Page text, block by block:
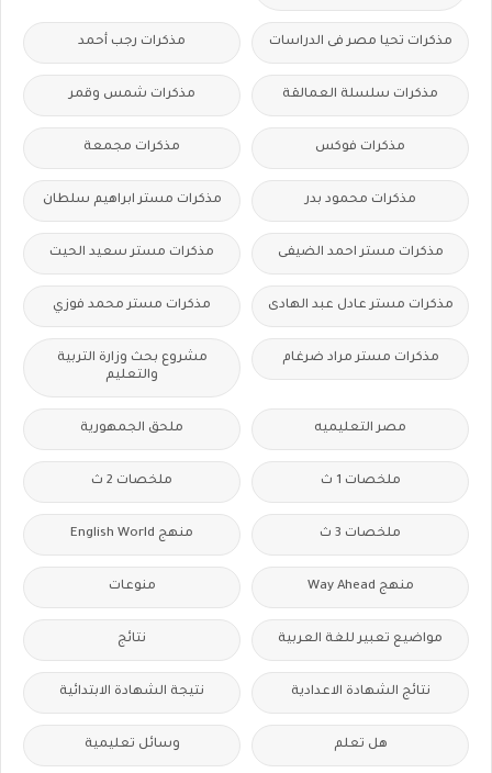
مذكرات تحيا مصر فى الدراسات مذكرات رجب أحمد
مذكرات سلسلة العمالقة مذكرات شمس وقمر
مذكرات فوكس مذكرات مجمعة
مذكرات محمود بدر مذكرات مستر ابراهيم سلطان
مذكرات مستر احمد الضيفى مذكرات مستر سعيد الحيت
مذكرات مستر عادل عبد الهادى مذكرات مستر محمد فوزي
مذكرات مستر مراد ضرغام
مشروع بحث وزارة التربية
والتعليم
مصر التعليميه ملحق الجمهورية
ملخصات 1 ث ملخصات 2 ث
ملخصات 3 ث منهج English World
منهج Way Ahead منوعات
مواضيع تعبير للغة العربية نتائج
نتائج الشهادة الاعدادية نتيجة الشهادة الابتدائية
هل تعلم وسائل تعليمية